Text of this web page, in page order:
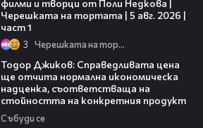
филми и творци от Поли Недкова |
Черешката на тортата | 5 авг. 2026 |
част 1
3 Черешката на тортата
Тодор Джиков: Справедливата цена
ще отчита нормална икономическа
надценка, съответстваща на
стойността на конкретния продукт
Събуди се